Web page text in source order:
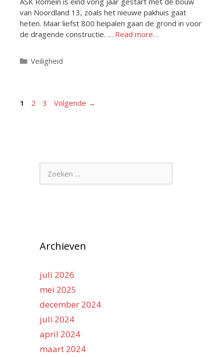
van Noordland 13, zoals het nieuwe pakhuis gaat
heten. Maar liefst 800 heipalen gaan de grond in voor
de dragende constructie. … Read more…
Categorieën
Veiligheid
Pagina
1 Pagina
2 Pagina
3 Volgende →
Archieven
juli 2026
mei 2025
december 2024
juli 2024
april 2024
maart 2024